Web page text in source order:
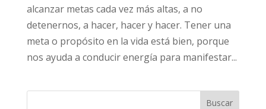
alcanzar metas cada vez más altas, a no
detenernos, a hacer, hacer y hacer. Tener una
meta o propósito en la vida está bien, porque
nos ayuda a conducir energía para manifestar...